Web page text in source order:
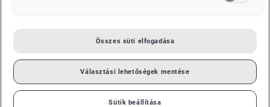
Összes süti elfogadása
Választási lehetőségek mentése
Sütik beállítása